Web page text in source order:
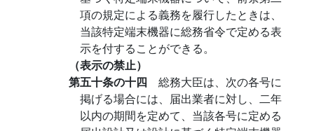
項の規定による義務を履行したときは、
当該特定端末機器に総務省令で定める表
示を付することができる。
（表示の禁止）
第五十条の十四 総務大臣は、次の各号に
掲げる場合には、届出業者に対し、二年
以内の期間を定めて、当該各号に定める